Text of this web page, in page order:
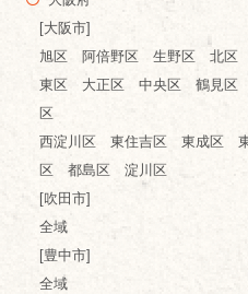
[大阪市]
旭区 阿倍野区 生野区 北
東区 大正区 中央区 鶴見
区
西淀川区 東住吉区 東成区
区 都島区 淀川区
[吹田市]
全域
[豊中市]
全域